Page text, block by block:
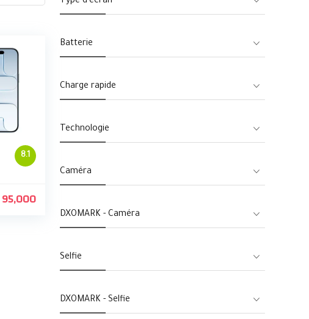
8.1
95,000
Batterie
Charge rapide
Technologie
Caméra
DXOMARK - Caméra
Selfie
DXOMARK - Selfie